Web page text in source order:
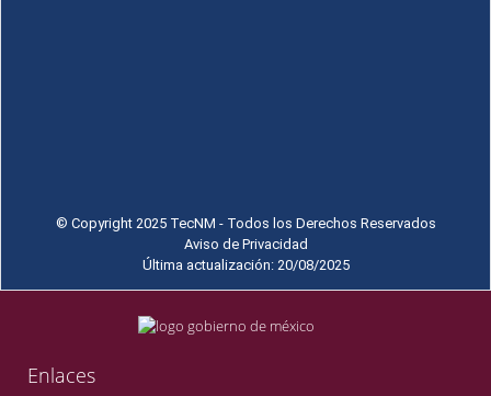
© Copyright 2025 TecNM - Todos los Derechos Reservados
Aviso de Privacidad
Última actualización: 20/08/2025
Enlaces